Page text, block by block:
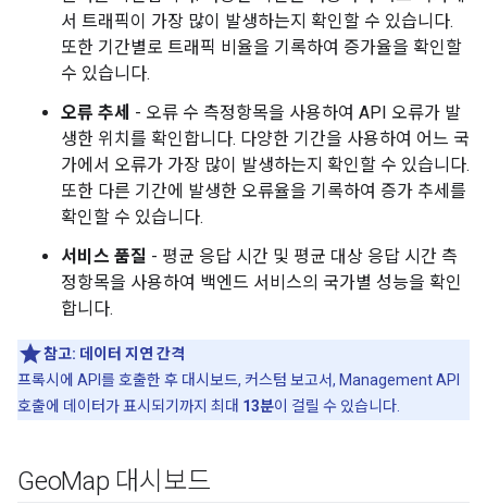
서 트래픽이 가장 많이 발생하는지 확인할 수 있습니다.
또한 기간별로 트래픽 비율을 기록하여 증가율을 확인할
수 있습니다.
오류 추세 - 오류 수 측정항목을 사용하여 API 오류가 발
생한 위치를 확인합니다. 다양한 기간을 사용하여 어느 국
가에서 오류가 가장 많이 발생하는지 확인할 수 있습니다.
또한 다른 기간에 발생한 오류율을 기록하여 증가 추세를
확인할 수 있습니다.
서비스 품질 - 평균 응답 시간 및 평균 대상 응답 시간 측
정항목을 사용하여 백엔드 서비스의 국가별 성능을 확인
합니다.
참고: 데이터 지연 간격
프록시에 API를 호출한 후 대시보드, 커스텀 보고서, Management API
호출에 데이터가 표시되기까지 최대 13분이 걸릴 수 있습니다.
GeoMap 대시보드